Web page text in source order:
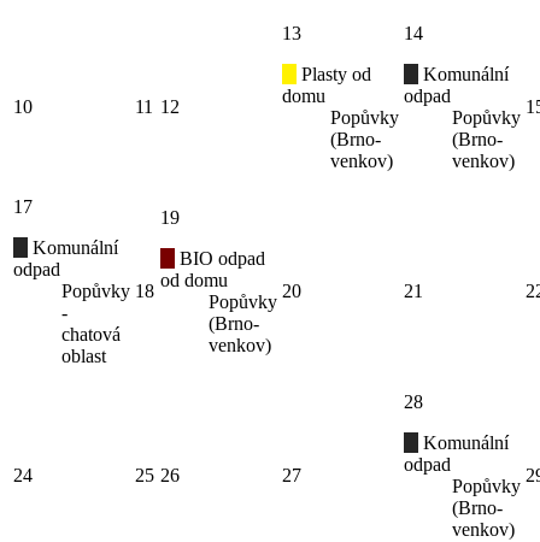
10 11 12
13
Plasty od
domu
Popůvky
(Brno-
venkov)
14
Komunální
odpad
Popůvky
(Brno-
venkov)
17
Komunální
odpad
Popůvky
-
chatová
oblast
18
19
BIO odpad
od domu
Popůvky
(Brno-
venkov)
20 21
24 25 26 27
28
Komunální
odpad
Popůvky
(Brno-
venkov)